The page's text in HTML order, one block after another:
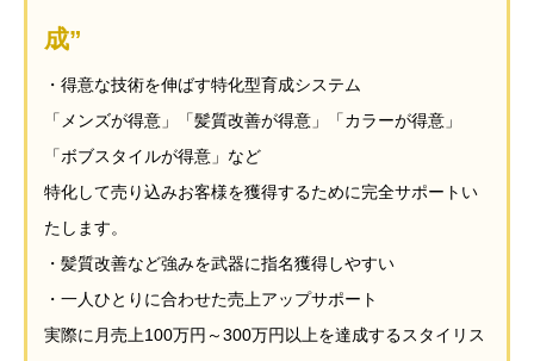
成”
・得意な技術を伸ばす特化型育成システム
「メンズが得意」「髪質改善が得意」「カラーが得意」
「ボブスタイルが得意」など
特化して売り込みお客様を獲得するために完全サポートい
たします。
・髪質改善など強みを武器に指名獲得しやすい
・一人ひとりに合わせた売上アップサポート
実際に月売上100万円～300万円以上を達成するスタイリス